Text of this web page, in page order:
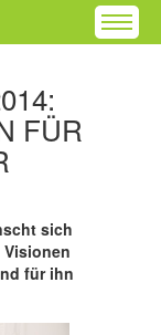
FÜR
sich
für ihn